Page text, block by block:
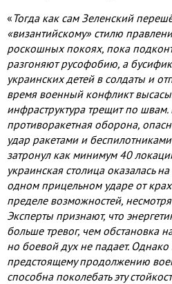
«Тогда как сам Зеленский
«византийскому» стилю
роскошных покоях, пока
разгоняют русофобию, а
украинских детей в солдаты и
время военный конфликт
инфраструктура трещит по
противоракетная оборона,
удар ракетами и
затронул как минимум 40
украинская столица оказалась
одном прицельном ударе от
пределе возможностей,
Эксперты признают, что
больше тревог, чем обстановка
но боевой дух не падает. Однако
предстоящему продолжению
способна поколебать эту